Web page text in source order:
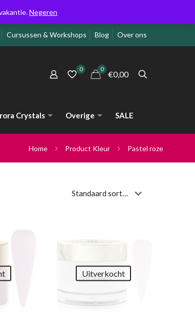
Cursussen & Workshops Blog Over ons
0 0
€0,00
Crystals Overige SALE
Home Product Kleur Pastel roze
Uitverkocht
Negeren